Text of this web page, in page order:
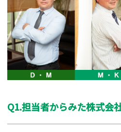
Q1.担当者からみた株式会